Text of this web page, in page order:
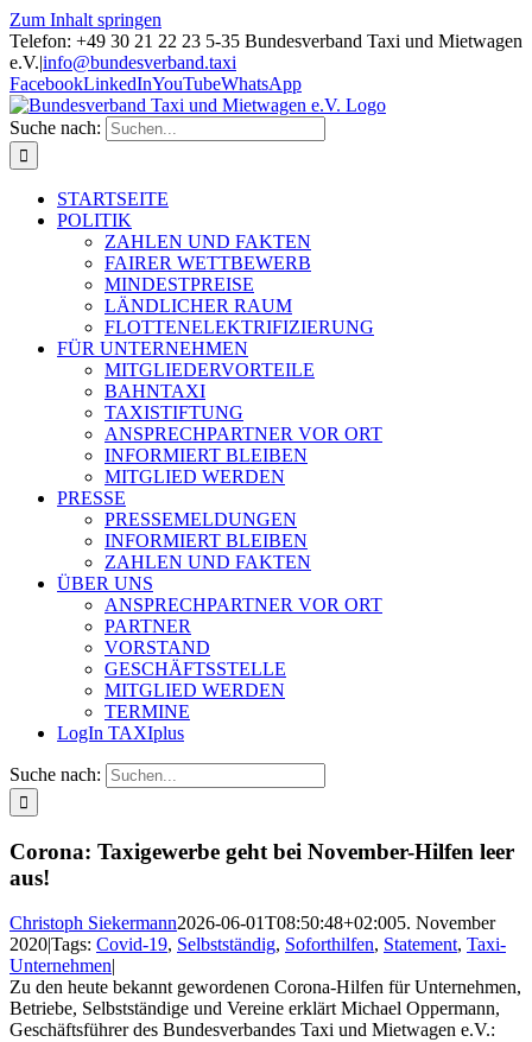
Zum Inhalt springen
Telefon: +49 30 21 22 23 5-35 Bundesverband Taxi und Mietwagen
e.V.|info@bundesverband.taxi
FacebookLinkedInYouTubeWhatsApp
Suche nach:
STARTSEITE
POLITIK
ZAHLEN UND FAKTEN
FAIRER WETTBEWERB
MINDESTPREISE
LÄNDLICHER RAUM
FLOTTENELEKTRIFIZIERUNG
FÜR UNTERNEHMEN
MITGLIEDERVORTEILE
BAHNTAXI
TAXISTIFTUNG
ANSPRECHPARTNER VOR ORT
INFORMIERT BLEIBEN
MITGLIED WERDEN
PRESSE
PRESSEMELDUNGEN
INFORMIERT BLEIBEN
ZAHLEN UND FAKTEN
ÜBER UNS
ANSPRECHPARTNER VOR ORT
PARTNER
VORSTAND
GESCHÄFTSSTELLE
MITGLIED WERDEN
TERMINE
LogIn TAXIplus
Suche nach:
Corona: Taxigewerbe geht bei November-Hilfen leer
aus!
Christoph Siekermann2026-06-01T08:50:48+02:005. November
2020|Tags: Covid-19, Selbstständig, Soforthilfen, Statement, Taxi-
Unternehmen|
Zu den heute bekannt gewordenen Corona-Hilfen für Unternehmen,
Betriebe, Selbstständige und Vereine erklärt Michael Oppermann,
Geschäftsführer des Bundesverbandes Taxi und Mietwagen e.V.: